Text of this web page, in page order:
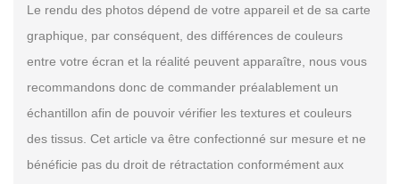
Le rendu des photos dépend de votre appareil et de sa carte
graphique, par conséquent, des différences de couleurs
entre votre écran et la réalité peuvent apparaître, nous vous
recommandons donc de commander préalablement un
échantillon afin de pouvoir vérifier les textures et couleurs
des tissus. Cet article va être confectionné sur mesure et ne
bénéficie pas du droit de rétractation conformément aux